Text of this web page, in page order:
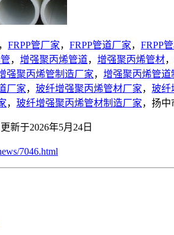
， FRPP管厂家， FRPP管道厂家， FRPP
， 增强聚丙烯管道， 增强聚丙烯管材，
强聚丙烯管制造厂家， 增强聚丙烯管道
厂家， 玻纤增强聚丙烯管材厂家， 玻纤
， 玻纤增强聚丙烯管材制造厂家，扬中
新于2026年5月24日
7046.html